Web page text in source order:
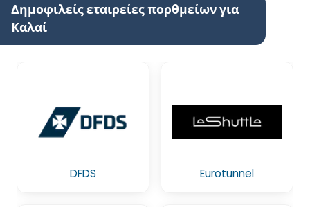
Δημοφιλείς εταιρείες πορθμείων για
Καλαί
DFDS Eurotunnel